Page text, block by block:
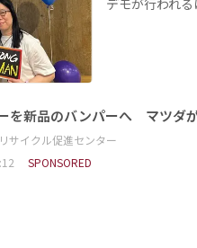
デモが行われ
を新品のバンパーへ マツダ
サイクル促進センター
SPONSORED